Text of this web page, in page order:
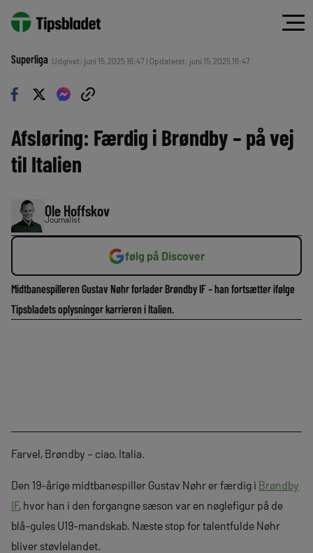
Superliga Udgivet: juni 15, 2025 16:47 | Opdateret: juni 15, 2025 16:47
Afsløring: Færdig i Brøndby – på vej
til Italien
Ole Hoffskov
Journalist
følg på Discover
Midtbanespilleren Gustav Nøhr forlader Brøndby IF – han fortsætter ifølge
Tipsbladets oplysninger karrieren i Italien.
Farvel, Brøndby – ciao, Italia.
Den 19-årige midtbanespiller Gustav Nøhr er færdig i Brøndby
IF, hvor han i den forgangne sæson var en nøglefigur på de
blå-gules U19-mandskab. Næste stop for talentfulde Nøhr
bliver støvlelandet.